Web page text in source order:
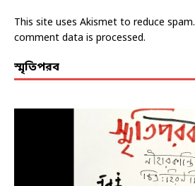
This site uses Akismet to reduce spam.
comment data is processed.
স্মৃতিপরব